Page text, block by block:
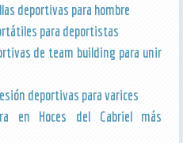
deportivas para hombre
para deportistas
de team building para unir
deportivas para varices
en Hoces del Cabriel más